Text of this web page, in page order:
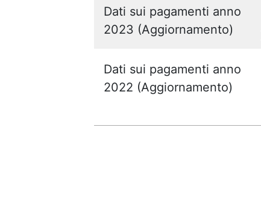
Dati sui pagamenti anno
2023 (Aggiornamento)
Dati sui pagamenti anno
2022 (Aggiornamento)